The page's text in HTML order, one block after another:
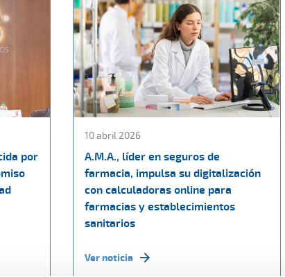
por
10 abril 2026
A.M.A., líder en seguros de
farmacia, impulsa su digitalización
con calculadoras online para
farmacias y establecimientos
sanitarios
Ver noticia